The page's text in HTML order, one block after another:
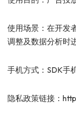
使用场景：在开发
调整及数据分析时
手机方式：SDK手
隐私政策链接：